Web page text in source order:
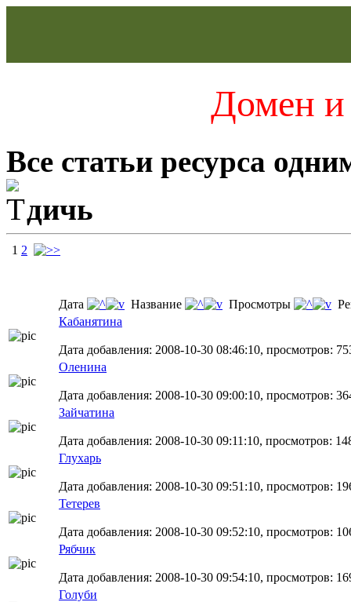
Домен и
Все статьи ресурса
дичь
1 2
Дата Название Просмотры
Кабанятина
Дата добавления: 2008-10-30 08:46:10, просмотров:
Оленина
Дата добавления: 2008-10-30 09:00:10, просмотров:
Зайчатина
Дата добавления: 2008-10-30 09:11:10, просмотров:
Глухарь
Дата добавления: 2008-10-30 09:51:10, просмотров:
Тетерев
Дата добавления: 2008-10-30 09:52:10, просмотров:
Рябчик
Дата добавления: 2008-10-30 09:54:10, просмотров:
Голуби